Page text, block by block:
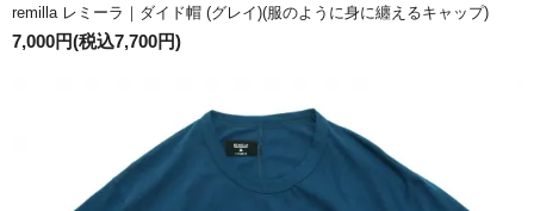
remilla レミーラ｜ダイド帽 (グレイ)(服のように身に纏えるキャップ)
7,000円(税込7,700円)